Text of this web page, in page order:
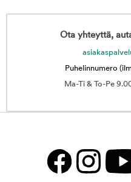
Ota yhteyttä,
Puhelinnumero
Ma-Ti & To-Pe